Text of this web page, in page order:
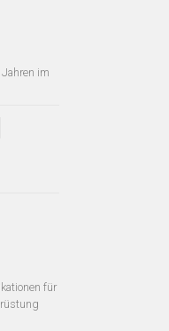
im
für